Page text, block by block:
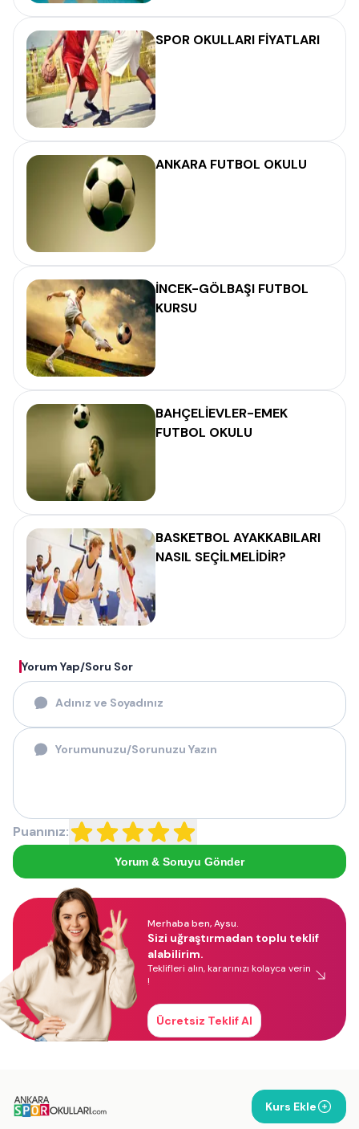
SPOR OKULLARI FİYATLARI
ANKARA FUTBOL OKULU
İNCEK-GÖLBAŞI FUTBOL
KURSU
BAHÇELİEVLER-EMEK
FUTBOL OKULU
BASKETBOL AYAKKABILARI
NASIL SEÇİLMELİDİR?
Yorum Yap/Soru Sor
Puanınız:
Yorum & Soruyu Gönder
Merhaba ben, Aysu.
Sizi uğraştırmadan toplu teklif
alabilirim.
Teklifleri alın, kararınızı kolayca verin
!
Ücretsiz Teklif Al
Kurs Ekle